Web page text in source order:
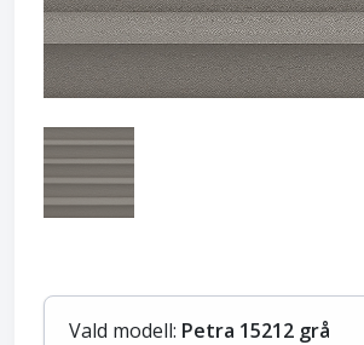
Vald modell: Petra 15212 grå